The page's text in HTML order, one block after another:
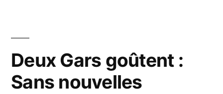
Deux Gars goûtent :
Sans nouvelles